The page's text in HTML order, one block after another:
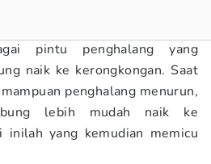
pintu penghalang yang
naik ke kerongkongan. Saat
penghalang menurun,
lebih mudah naik ke
inilah yang kemudian memicu